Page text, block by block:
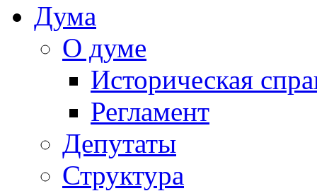
Дума
О думе
Историческая
Регламент
Депутаты
Структура